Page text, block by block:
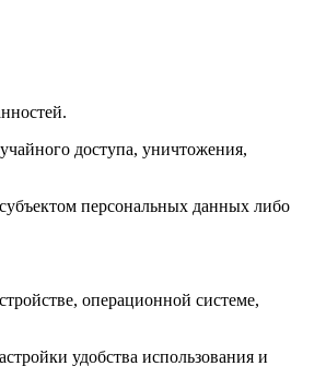
доступа, уничтожения,
персональных данных либо
операционной системе,
удобства использования и